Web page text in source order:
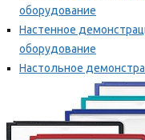
оборудование
Настенное
оборудование
Настольное
оборудование
рекомендуем